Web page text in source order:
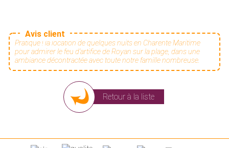
Avis client
Pratique ! la location de quelques nuits en Charente Maritime
pour admirer le feu d’artifice de Royan sur la plage, dans une
ambiance décontractée avec toute notre famille nombreuse.
Retour à la liste